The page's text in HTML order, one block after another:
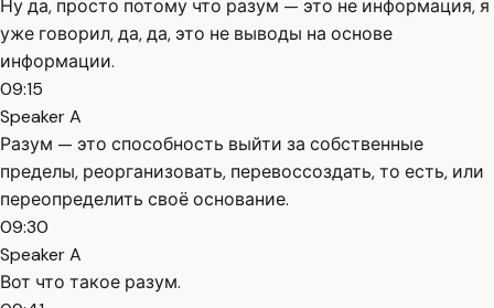
Ну да, просто потому что разум — это не информация, я
уже говорил, да, да, это не выводы на основе
информации.
09:15
Speaker A
Разум — это способность выйти за собственные
пределы, реорганизовать, перевоссоздать, то есть, или
переопределить своё основание.
09:30
Speaker A
Вот что такое разум.